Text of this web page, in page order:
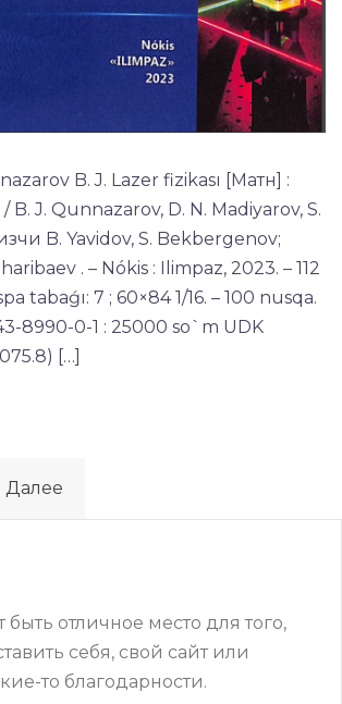
B. J. Lazer fizikası [Матн] :
B. J. Qunnazarov, D. N. Madiyarov, S.
B. Yavidov, S. Bekbergenov;
. – Nókis : Ilimpaz, 2023. – 112
tabaǵı: 7 ; 60×84 1/16. – 100 nusqa.
8990-0-1 : 25000 so`m UDK
[…]
Далее
отличное место для того,
себя, свой сайт или
то благодарности.